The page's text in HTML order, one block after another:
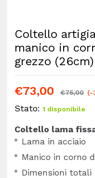
Coltello
manico in
grezzo (26cm)
€73,00 €75,00 (-
Stato: 1 disponibile
Coltello lama
Lama in acciaio
Manico in corno
Dimensioni totali